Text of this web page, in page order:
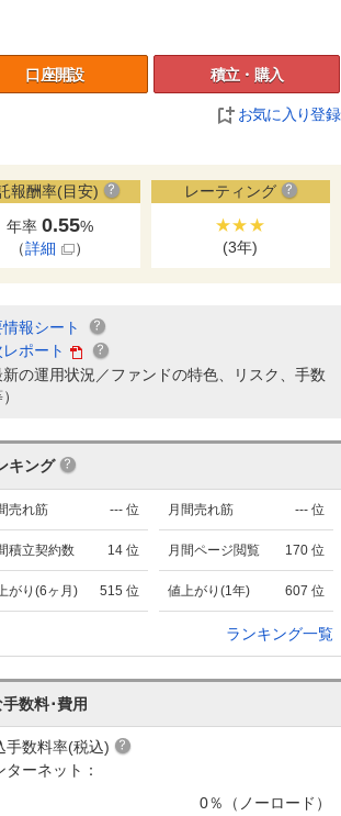
口座開設 積立・購入
お気に入り登録
報酬率(目安)
年率0.55%
（詳細 ）
レーティング
★★★
(3年)
報シート
レポート
新の運用状況／ファンドの特色、リスク、手数
キング
--- 位
売れ筋 --- 位
月間売れ筋
14 位
積立契約数 170 位
月間ページ閲覧
515 位
がり(6ヶ月) 607 位
値上がり(1年)
ランキング一覧
手数料･費用
手数料率(税込)
ターネット：
0％（ノーロード）